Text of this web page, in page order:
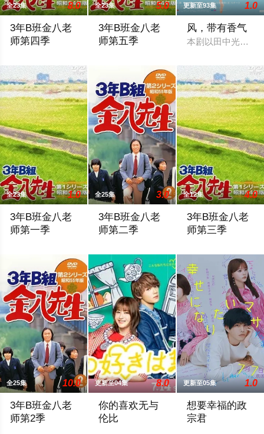
全23集 8.0
3年B班金八老
师第四季
全23集 5.0
3年B班金八老
师第五季
更新至93集 1.0
风，带有香气
本剧以田中光著作
全23集 1.0
3年B班金八老
师第一季
全25集 3.0
3年B班金八老
师第二季
全12集 4.0
3年B班金八老
师第三季
全25集 10.0
3年B班金八老
师第2季
更新至04集 8.0
你的喜欢无与
伦比
更新至05集 1.0
想要幸福的政
宗君